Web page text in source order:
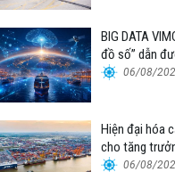
BIG DATA
đồ số” dẫn
hải 06/08/
Hiện đại hóa
cho tăng
06/08/